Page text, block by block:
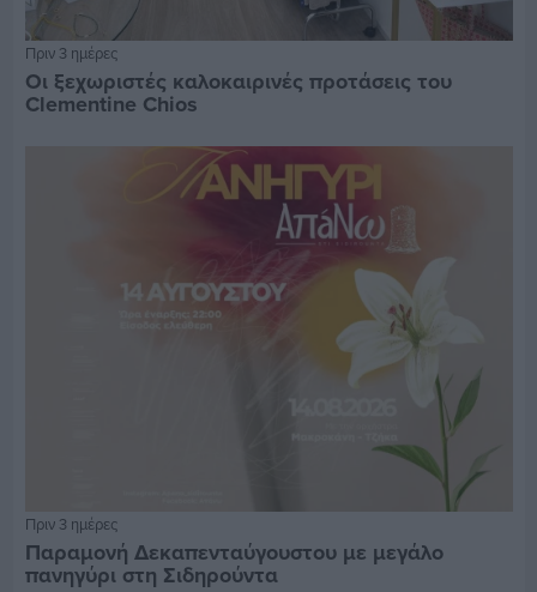
Πριν 3 ημέρες
Οι ξεχωριστές καλοκαιρινές προτάσεις του
Clementine Chios
Πριν 3 ημέρες
Παραμονή Δεκαπενταύγουστου με μεγάλο
πανηγύρι στη Σιδηρούντα